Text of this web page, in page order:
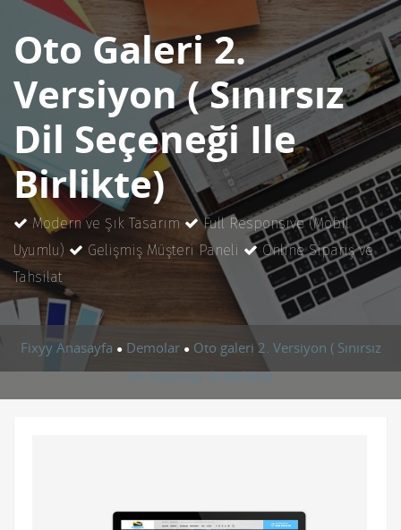
Oto Galeri 2.
Versiyon ( Sınırsız
Dil Seçeneği Ile
Birlikte)
Modern ve Şık Tasarım
Full Responsive (Mobil
Uyumlu)
Gelişmiş Müşteri Paneli
Online Sipariş ve
Tahsilat
Fixyy Anasayfa ● Demolar ● Oto galeri 2. Versiyon ( Sınırsız
Dil Seçeneği ile Birlikte)